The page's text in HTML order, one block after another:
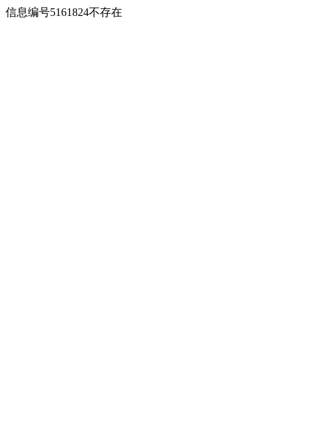
信息编号5161824不存在